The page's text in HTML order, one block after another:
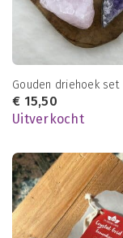
Gouden driehoek set
€ 15,50
Uitverkocht